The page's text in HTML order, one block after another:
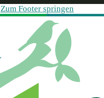
Zum Footer springen